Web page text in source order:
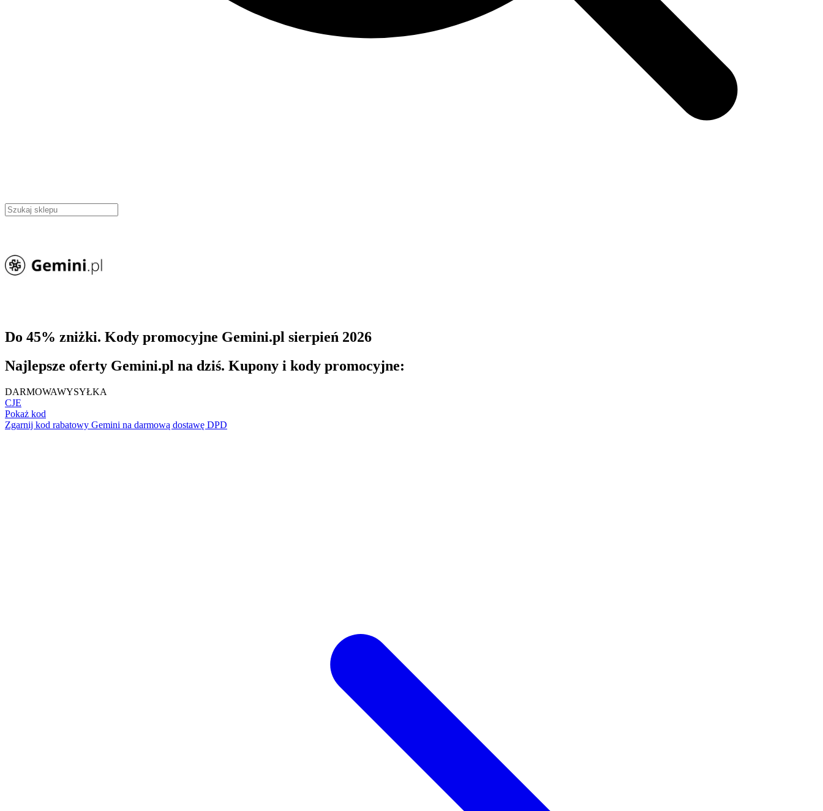
Do 45% zniżki. Kody promocyjne Gemini.pl sierpień 2026
Najlepsze oferty Gemini.pl na dziś. Kupony i kody promocyjne:
DARMOWAWYSYŁKA
CJE
Pokaż kod
Zgarnij kod rabatowy Gemini na darmową dostawę DPD